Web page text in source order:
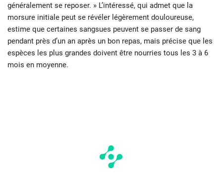
généralement se reposer. » L’intéressé, qui admet que la
morsure initiale peut se révéler légèrement douloureuse,
estime que certaines sangsues peuvent se passer de sang
pendant près d’un an après un bon repas, mais précise que les
espèces les plus grandes doivent être nourries tous les 3 à 6
mois en moyenne.